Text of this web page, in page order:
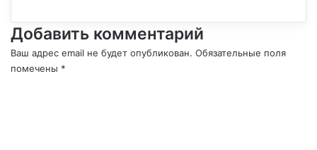
Добавить комментарий
Ваш адрес email не будет опубликован. Обязательные поля
помечены *